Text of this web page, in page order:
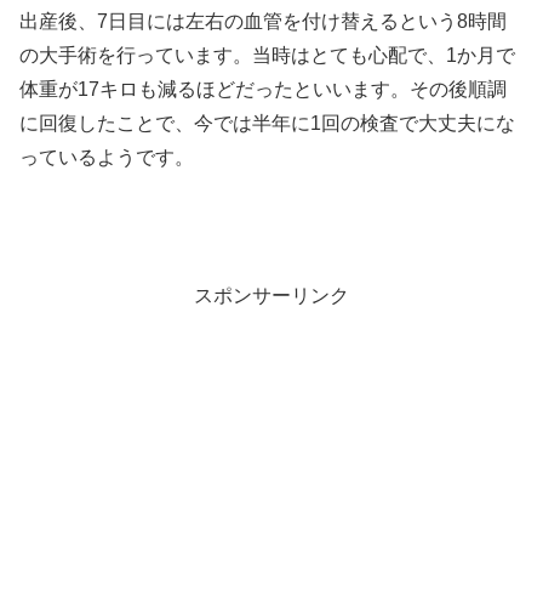
出産後、7日目には左右の血管を付け替えるという8時間
の大手術を行っています。当時はとても心配で、1か月で
体重が17キロも減るほどだったといいます。その後順調
に回復したことで、今では半年に1回の検査で大丈夫にな
っているようです。
スポンサーリンク